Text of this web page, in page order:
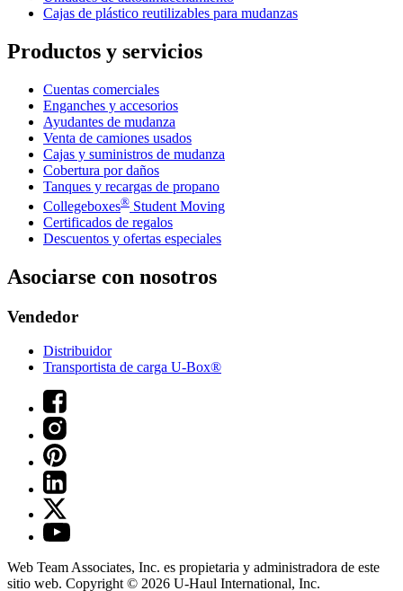
Cajas de plástico reutilizables para mudanzas
Productos y servicios
Cuentas comerciales
Enganches y accesorios
Ayudantes de mudanza
Venta de camiones usados
Cajas y suministros de mudanza
Cobertura por daños
Tanques y recargas de propano
Collegeboxes® Student Moving
Certificados de regalos
Descuentos y ofertas especiales
Asociarse con nosotros
Vendedor
Distribuidor
Transportista de carga U-Box®
Web Team Associates, Inc. es propietaria y administradora de este
sitio web. Copyright © 2026 U-Haul International, Inc.